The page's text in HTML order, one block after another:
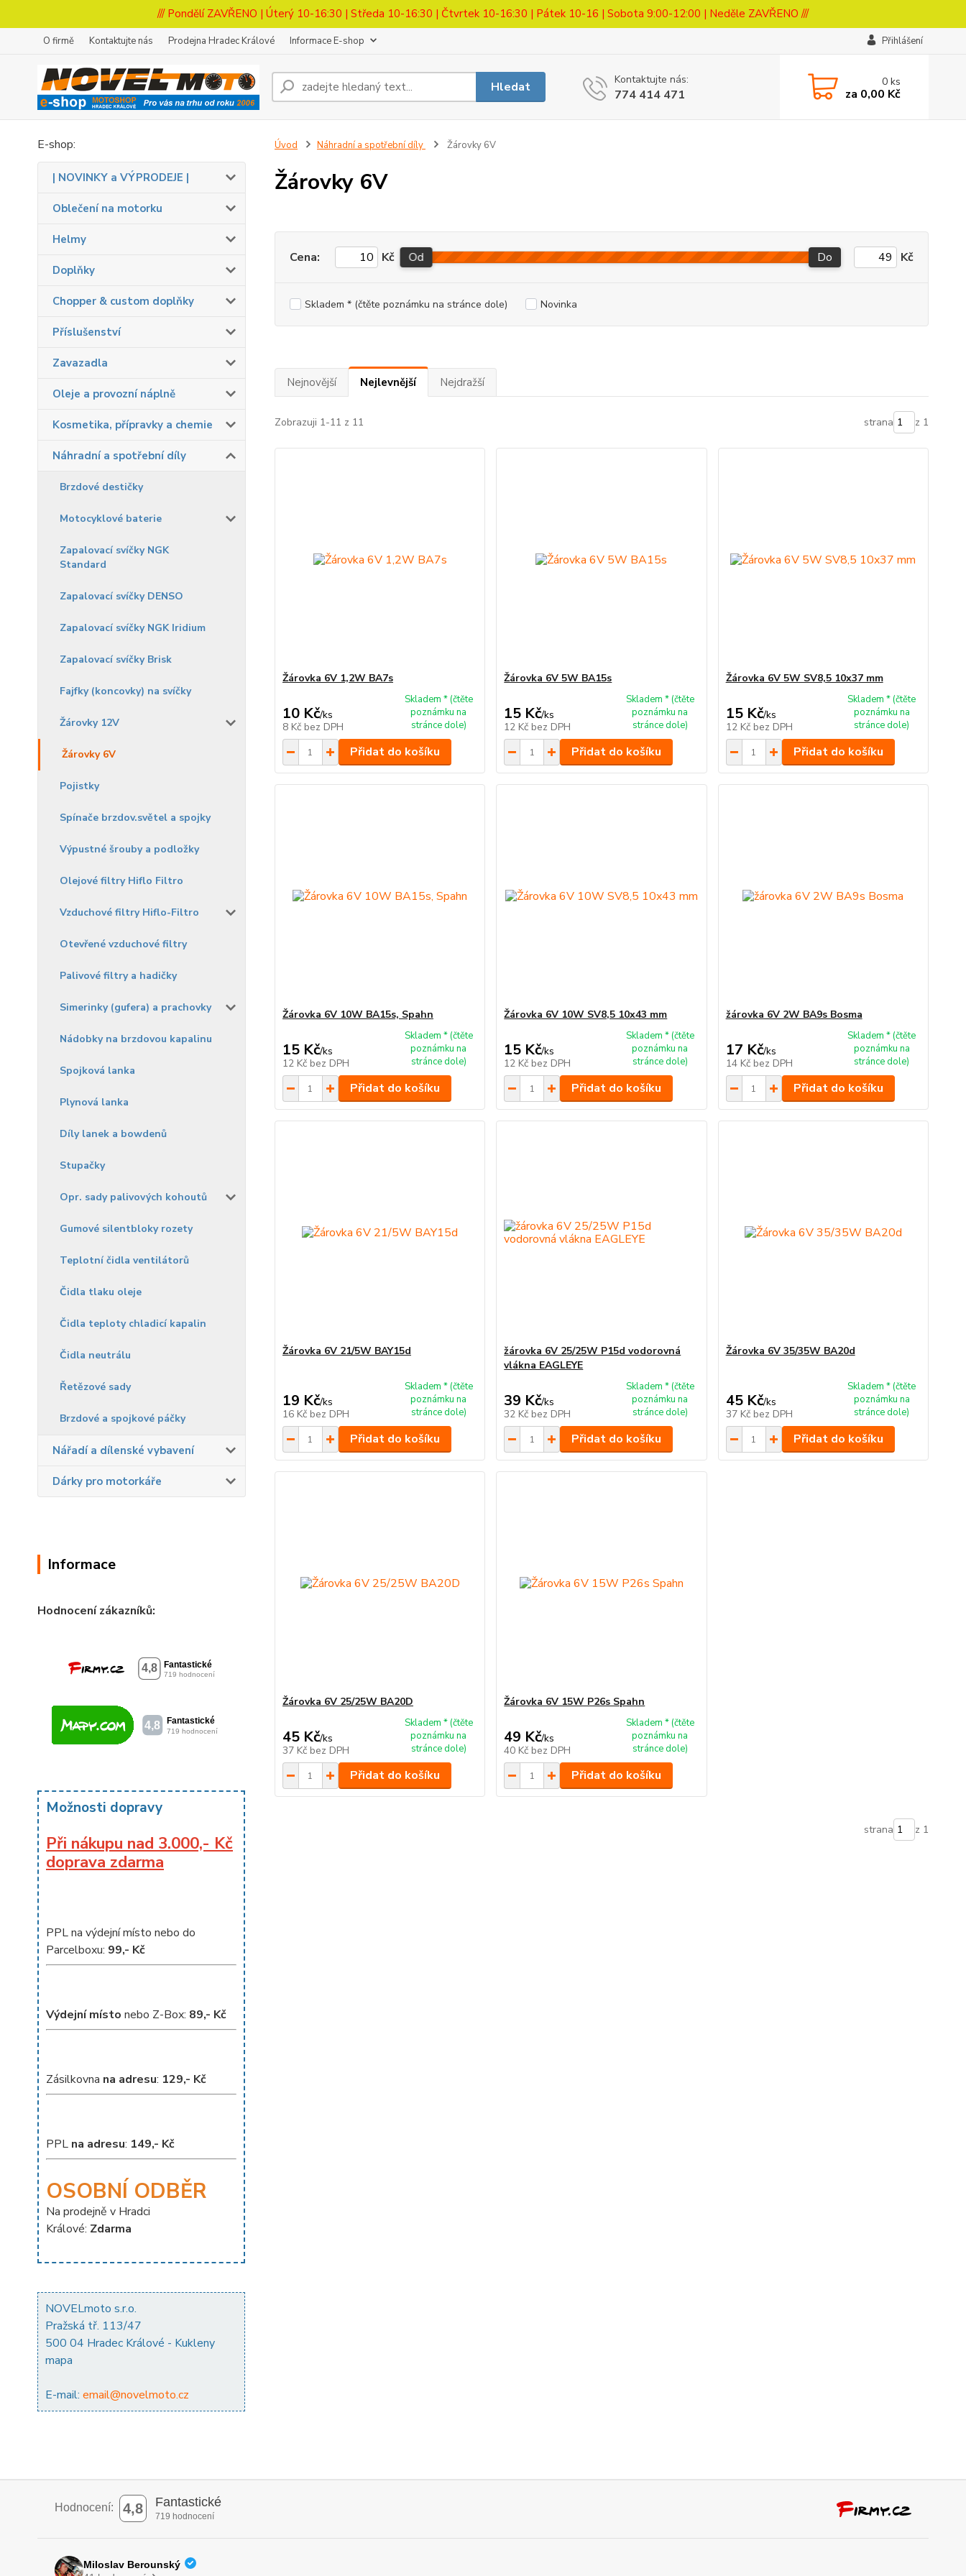
/// Pondělí ZAVŘENO | Úterý 10-16:30 | Středa 10-16:30 | Čtvrtek 10-16:30 | Pátek 10-16 | Sobota 9:00-12:00 | Neděle ZAVŘENO ///
O firmě Kontaktujte nás Prodejna Hradec Králové Informace E-shop Přihlášení
Hledat Kontaktujte nás:
774 414 471
0ks
za 0,00 Kč
E-shop:
| NOVINKY a VÝPRODEJE |
Oblečení na motorku
Helmy
Doplňky
Chopper & custom doplňky
Příslušenství
Zavazadla
Oleje a provozní náplně
Kosmetika, přípravky a chemie
Náhradní a spotřební díly
Brzdové destičky
Motocyklové baterie
Zapalovací svíčky NGK
Standard
Zapalovací svíčky DENSO
Zapalovací svíčky NGK Iridium
Zapalovací svíčky Brisk
Fajfky (koncovky) na svíčky
Žárovky 12V
Žárovky 6V
Pojistky
Spínače brzdov.světel a spojky
Výpustné šrouby a podložky
Olejové filtry Hiflo Filtro
Vzduchové filtry Hiflo-Filtro
Otevřené vzduchové filtry
Palivové filtry a hadičky
Simerinky (gufera) a prachovky
Nádobky na brzdovou kapalinu
Spojková lanka
Plynová lanka
Díly lanek a bowdenů
Stupačky
Opr. sady palivových kohoutů
Gumové silentbloky rozety
Teplotní čidla ventilátorů
Čidla tlaku oleje
Čidla teploty chladicí kapalin
Čidla neutrálu
Řetězové sady
Brzdové a spojkové páčky
Nářadí a dílenské vybavení
Dárky pro motorkáře
Informace
Hodnocení zákazníků:
Možnosti dopravy
Při nákupu nad 3.000,- Kč
doprava zdarma
PPL na výdejní místo nebo do
Parcelboxu: 99,- Kč
Výdejní místo nebo Z-Box: 89,- Kč
Zásilkovna na adresu: 129,- Kč
PPL na adresu: 149,- Kč
OSOBNÍ ODBĚR
Na prodejně v Hradci
Králové: Zdarma
NOVELmoto s.r.o.
Pražská tř. 113/47
500 04 Hradec Králové - Kukleny
mapa
E-mail: email@novelmoto.cz
Úvod Náhradní a spotřební díly Žárovky 6V
Žárovky 6V
Cena: Kč Od Do Kč
Skladem * (čtěte poznámku na stránce dole) Novinka
Nejnovější Nejlevnější Nejdražší
Zobrazuji 1-11 z 11 strana z 1
Žárovka 6V 1,2W BA7s
10 Kč/ks
8 Kč bez DPH
Skladem * (čtěte
poznámku na
stránce dole)
Přidat do košíku
Žárovka 6V 5W BA15s
15 Kč/ks
12 Kč bez DPH
Skladem * (čtěte
poznámku na
stránce dole)
Přidat do košíku
Žárovka 6V 5W SV8,5 10x37 mm
15 Kč/ks
12 Kč bez DPH
Skladem * (čtěte
poznámku na
stránce dole)
Přidat do košíku
Žárovka 6V 10W BA15s, Spahn
15 Kč/ks
12 Kč bez DPH
Skladem * (čtěte
poznámku na
stránce dole)
Přidat do košíku
Žárovka 6V 10W SV8,5 10x43 mm
15 Kč/ks
12 Kč bez DPH
Skladem * (čtěte
poznámku na
stránce dole)
Přidat do košíku
žárovka 6V 2W BA9s Bosma
17 Kč/ks
14 Kč bez DPH
Skladem * (čtěte
poznámku na
stránce dole)
Přidat do košíku
Žárovka 6V 21/5W BAY15d
19 Kč/ks
16 Kč bez DPH
Skladem * (čtěte
poznámku na
stránce dole)
Přidat do košíku
žárovka 6V 25/25W P15d vodorovná
vlákna EAGLEYE
39 Kč/ks
32 Kč bez DPH
Skladem * (čtěte
poznámku na
stránce dole)
Přidat do košíku
Žárovka 6V 35/35W BA20d
45 Kč/ks
37 Kč bez DPH
Skladem * (čtěte
poznámku na
stránce dole)
Přidat do košíku
Žárovka 6V 25/25W BA20D
45 Kč/ks
37 Kč bez DPH
Skladem * (čtěte
poznámku na
stránce dole)
Přidat do košíku
Žárovka 6V 15W P26s Spahn
49 Kč/ks
40 Kč bez DPH
Skladem * (čtěte
poznámku na
stránce dole)
Přidat do košíku
strana z 1